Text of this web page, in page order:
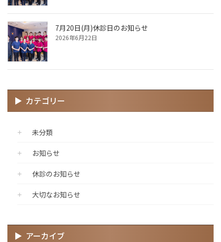
7月20日(月)休診日のお知らせ
2026年6月22日
カテゴリー
未分類
お知らせ
休診のお知らせ
大切なお知らせ
アーカイブ